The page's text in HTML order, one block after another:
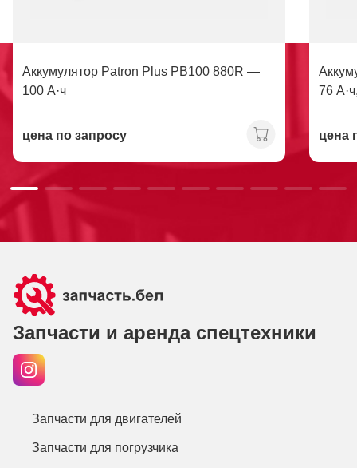
Аккумулятор Patron Plus PB100 880R —
100 А·ч
цена по запросу
76
цена
Запчасти и аренда спецтехники
Запчасти для двигателей
Запчасти для погрузчика